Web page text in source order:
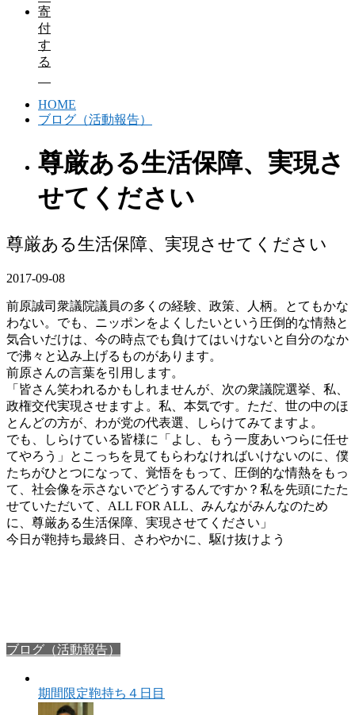
寄
付
す
る
HOME
ブログ（活動報告）
尊厳ある生活保障、実現さ
せてください
尊厳ある生活保障、実現させてください
2017-09-08
前原誠司衆議院議員の多くの経験、政策、人柄。とてもかな
わない。でも、ニッポンをよくしたいという圧倒的な情熱と
気合いだけは、今の時点でも負けてはいけないと自分のなか
で沸々と込み上げるものがあります。
前原さんの言葉を引用します。
「皆さん笑われるかもしれませんが、次の衆議院選挙、私、
政権交代実現させますよ。私、本気です。ただ、世の中のほ
とんどの方が、わが党の代表選、しらけてみてますよ。
でも、しらけている皆様に「よし、もう一度あいつらに任せ
てやろう」とこっちを見てもらわなければいけないのに、僕
たちがひとつになって、覚悟をもって、圧倒的な情熱をもっ
て、社会像を示さないでどうするんですか？私を先頭にたた
せていただいて、ALL FOR ALL、みんながみんなのため
に、尊厳ある生活保障、実現させてください」
今日が鞄持ち最終日、さわやかに、駆け抜けよう
ブログ（活動報告）
期間限定鞄持ち４日目